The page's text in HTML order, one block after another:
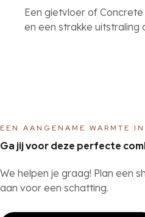
Een gietvloer of
en een strakke uitstraling
EEN AANGENAME WARMTE
Ga jij voor deze perfecte
We helpen je graag! Plan een
aan voor een schatting.